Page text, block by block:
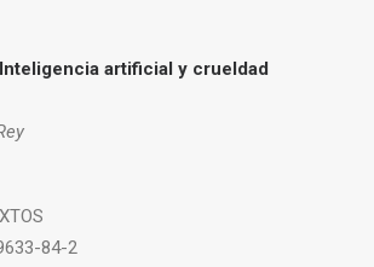
Inteligencia artificial y crueldad
84-2